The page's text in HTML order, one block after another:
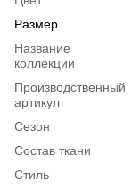
Размер
Название
коллекции
Производственный
артикул
Сезон
Состав ткани
Стиль